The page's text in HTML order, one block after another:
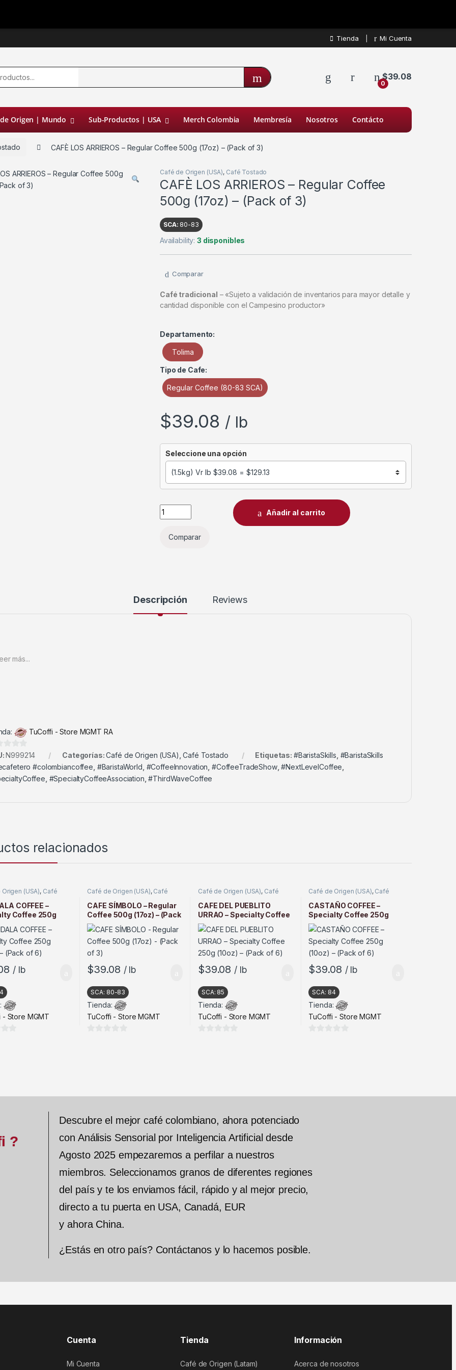
Tienda Mi Cuenta
0
$39.08
Origen | Mundo Sub-Productos | USA Merch Colombia Membresía Nosotros Contácto
CAFÈ LOS ARRIEROS – Regular Coffee 500g (17oz) – (Pack of 3)
Café de Origen (USA), Café Tostado
CAFÈ LOS ARRIEROS – Regular Coffee
500g (17oz) – (Pack of 3)
SCA: 80-83
Availability:3 disponibles
Comparar
Café tradicional – «Sujeto a validación de inventarios para mayor detalle y
cantidad disponible con el Campesino productor»
Departamento:
Tolima
Tipo de Cafe:
Regular Coffee (80-83 SCA)
$39.08 / lb
Seleccione una opción
Añadir al carrito
Comparar
Descripción Reviews
TuCoffi - Store MGMT RA
N999214 Categorías:Café de Origen (USA) ,Café Tostado Etiquetas: #BaristaSkills #BaristaSkills
#colombiancoffee #BaristaWorld #CoffeeInnovation #CoffeeTradeShow,#NextLevelCoffee
#SpecialtyCoffeeAssociation ,#ThirdWaveCoffee
relacionados
(USA), Café
COFFEE –
Coffee 250g
(Pack of 6)
/ lb
- Store MGMT
Café de Origen (USA), Café
CAFE SÍMBOLO – Regular
Coffee 500g (17oz) – (Pack
of 3)
$39.08 / lb
SCA: 80-83
Tienda:
TuCoffi - Store MGMT
Café de Origen (USA), Café
CAFE DEL PUEBLITO
URRAO – Specialty Coffee
250g (10oz) – (Pack of 6)
$39.08 / lb
SCA: 85
Tienda:
TuCoffi - Store MGMT
Café de Origen (USA), Café
CASTAÑO COFFEE –
Specialty Coffee 250g
(10oz) – (Pack of 6)
$39.08 / lb
SCA: 84
Tienda:
TuCoffi - Store MGMT
?
Descubre el mejor café colombiano, ahora potenciado
con Análisis Sensorial por Inteligencia Artificial desde
Agosto 2025 empezaremos a perfilar a nuestros
miembros. Seleccionamos granos de diferentes regiones
del país y te los enviamos fácil, rápido y al mejor precio,
directo a tu puerta en USA, Canadá, EUR
y ahora China.
¿Estás en otro país? Contáctanos y lo hacemos posible.
Cuenta
Mi Cuenta
Tienda
Café de Origen (Latam)
Información
Acerca de nosotros